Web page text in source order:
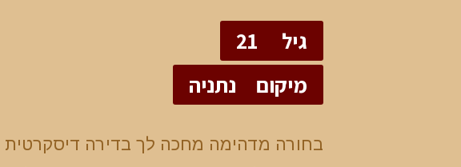
גיל
21
מיקום
נתניה
בחורה מדהימה מחכה לך בדירה דיסקרטית